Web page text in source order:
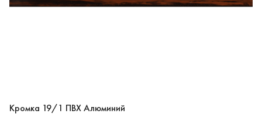
Кромка 19/1 ПВХ Алюминий